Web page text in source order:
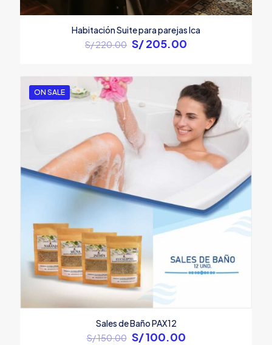
Habitación Suite para parejas Ica
S/220.00 Original
S/ 220.00.
S/205.00
S/ 205.00.
ON SALE
Sales de Baño PAX12
S/150.00 Original
S/100.00Current